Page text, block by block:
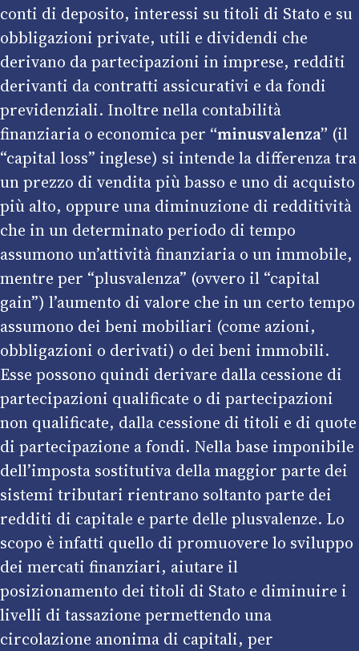
conti di deposito, interessi su titoli di Stato e su
obbligazioni private, utili e dividendi che
derivano da partecipazioni in imprese, redditi
derivanti da contratti assicurativi e da fondi
previdenziali. Inoltre nella contabilità
finanziaria o economica per “minusvalenza” (il
“capital loss” inglese) si intende la differenza tra
un prezzo di vendita più basso e uno di acquisto
più alto, oppure una diminuzione di redditività
che in un determinato periodo di tempo
assumono un’attività finanziaria o un immobile,
mentre per “plusvalenza” (ovvero il “capital
gain”) l’aumento di valore che in un certo tempo
assumono dei beni mobiliari (come azioni,
obbligazioni o derivati) o dei beni immobili.
Esse possono quindi derivare dalla cessione di
partecipazioni qualificate o di partecipazioni
non qualificate, dalla cessione di titoli e di quote
di partecipazione a fondi. Nella base imponibile
dell’imposta sostitutiva della maggior parte dei
sistemi tributari rientrano soltanto parte dei
redditi di capitale e parte delle plusvalenze. Lo
scopo è infatti quello di promuovere lo sviluppo
dei mercati finanziari, aiutare il
posizionamento dei titoli di Stato e diminuire i
livelli di tassazione permettendo una
circolazione anonima di capitali, per